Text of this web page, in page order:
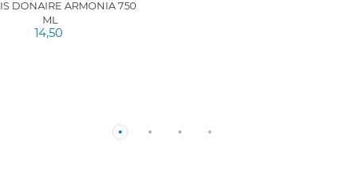
DONAIRE ARMONIA 750
ML
14,50